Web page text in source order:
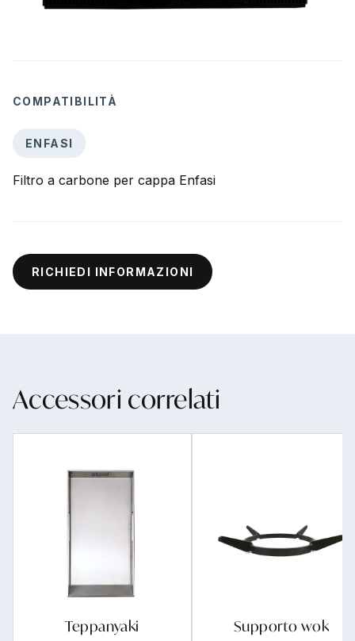
COMPATIBILITÀ
ENFASI
Filtro a carbone per cappa Enfasi
RICHIEDI INFORMAZIONI
Accessori correlati
Teppanyaki Supporto wok